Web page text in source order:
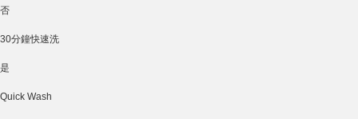
否
30分鐘快速洗
是
Quick Wash